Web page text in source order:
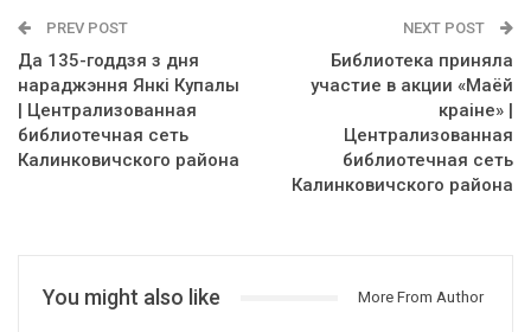
PREV POST
Да 135-годдзя з дня
нараджэння Янкі Купалы
| Централизованная
библиотечная сеть
Калинковичского района
NEXT POST
Библиотека приняла
участие в акции «Маёй
краіне» |
Централизованная
библиотечная сеть
Калинковичского района
You might also like More From Author